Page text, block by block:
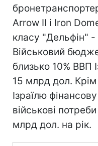
Arrow II і Iron
класу "Дельфін"
Військовий
близько 10% ВВП
15 млрд дол.
Ізраїлю
військові
млрд дол. на рік.